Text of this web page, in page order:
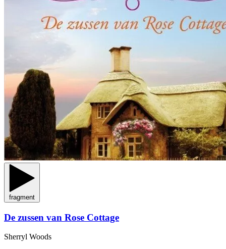
fragment
De zussen van Rose Cottage
Sherryl Woods